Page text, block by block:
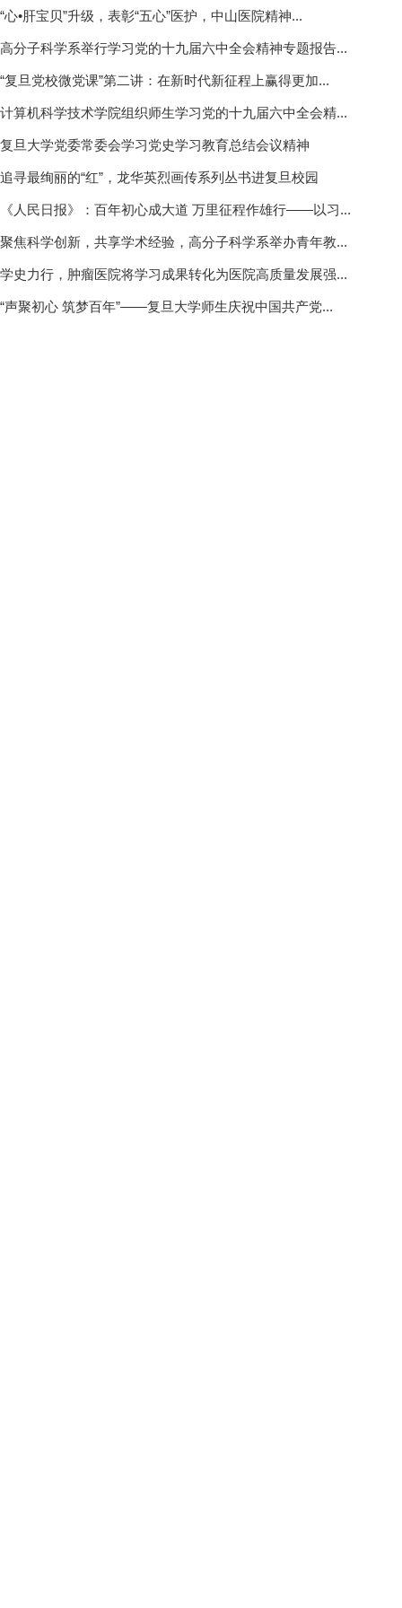
“心•肝宝贝”升级，表彰“五心”医护，中山医院精神...
高分子科学系举行学习党的十九届六中全会精神专题报告...
“复旦党校微党课”第二讲：在新时代新征程上赢得更加...
计算机科学技术学院组织师生学习党的十九届六中全会精...
复旦大学党委常委会学习党史学习教育总结会议精神
追寻最绚丽的“红”，龙华英烈画传系列丛书进复旦校园
《人民日报》：百年初心成大道 万里征程作雄行——以习...
聚焦科学创新，共享学术经验，高分子科学系举办青年教...
学史力行，肿瘤医院将学习成果转化为医院高质量发展强...
“声聚初心 筑梦百年”——复旦大学师生庆祝中国共产党...